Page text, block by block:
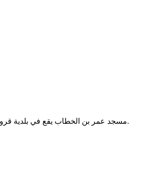
مسجد عمر بن الخطاب يقع في بلدية قرومة بالجزائر. يُقام فيه الصلوات الخمس والجمعة، ويخدم سكان المنطقة.